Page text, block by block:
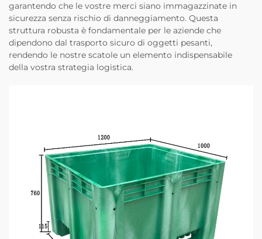
garantendo che le vostre merci siano immagazzinate in
sicurezza senza rischio di danneggiamento. Questa
struttura robusta è fondamentale per le aziende che
dipendono dal trasporto sicuro di oggetti pesanti,
rendendo le nostre scatole un elemento indispensabile
della vostra strategia logistica.